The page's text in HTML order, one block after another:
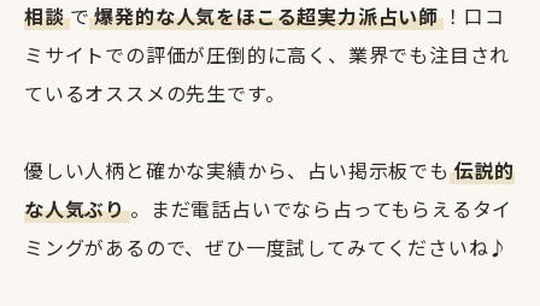
相談で爆発的な人気をほこる超実力派占い師 ！口コ
ミサイトでの評価が圧倒的に高く、業界でも注目され
ているオススメの先生です。
優しい人柄と確かな実績から、占い掲示板でも 伝説的
な人気ぶり 。まだ電話占いでなら占ってもらえるタイ
ミングがあるので、ぜひ一度試してみてくださいね♪